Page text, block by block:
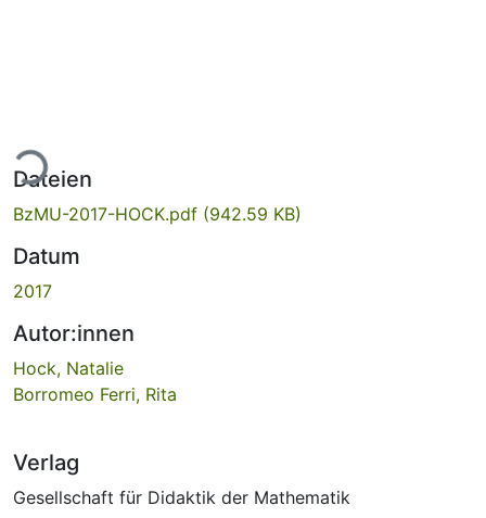
Dateien
BzMU-2017-HOCK.pdf (942.59 KB)
Datum
2017
Autor:innen
Hock, Natalie
Borromeo Ferri, Rita
Verlag
Gesellschaft für Didaktik der Mathematik